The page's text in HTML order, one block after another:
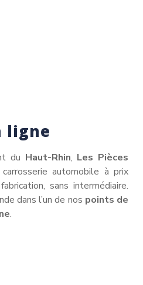
ligne
du Haut-Rhin, Les Pièces
automobile à prix
sans intermédiaire.
dans l’un de nos points de
.